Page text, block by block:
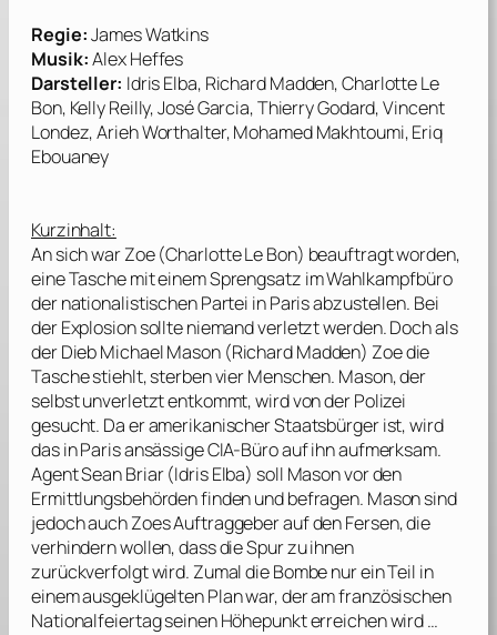
Regie:James Watkins
Musik:Alex Heffes
Darsteller: Idris Elba, Richard Madden, Charlotte Le
Bon, Kelly Reilly, José Garcia, Thierry Godard, Vincent
Londez, Arieh Worthalter, Mohamed Makhtoumi, Eriq
Ebouaney
Kurzinhalt:
An sich war Zoe (Charlotte Le Bon) beauftragt worden,
eine Tasche mit einem Sprengsatz im Wahlkampfbüro
der nationalistischen Partei in Paris abzustellen. Bei
der Explosion sollte niemand verletzt werden. Doch als
der Dieb Michael Mason (Richard Madden) Zoe die
Tasche stiehlt, sterben vier Menschen. Mason, der
selbst unverletzt entkommt, wird von der Polizei
gesucht. Da er amerikanischer Staatsbürger ist, wird
das in Paris ansässige CIA-Büro auf ihn aufmerksam.
Agent Sean Briar (Idris Elba) soll Mason vor den
Ermittlungsbehörden finden und befragen. Mason sind
jedoch auch Zoes Auftraggeber auf den Fersen, die
verhindern wollen, dass die Spur zu ihnen
zurückverfolgt wird. Zumal die Bombe nur ein Teil in
einem ausgeklügelten Plan war, der am französischen
Nationalfeiertag seinen Höhepunkt erreichen wird …